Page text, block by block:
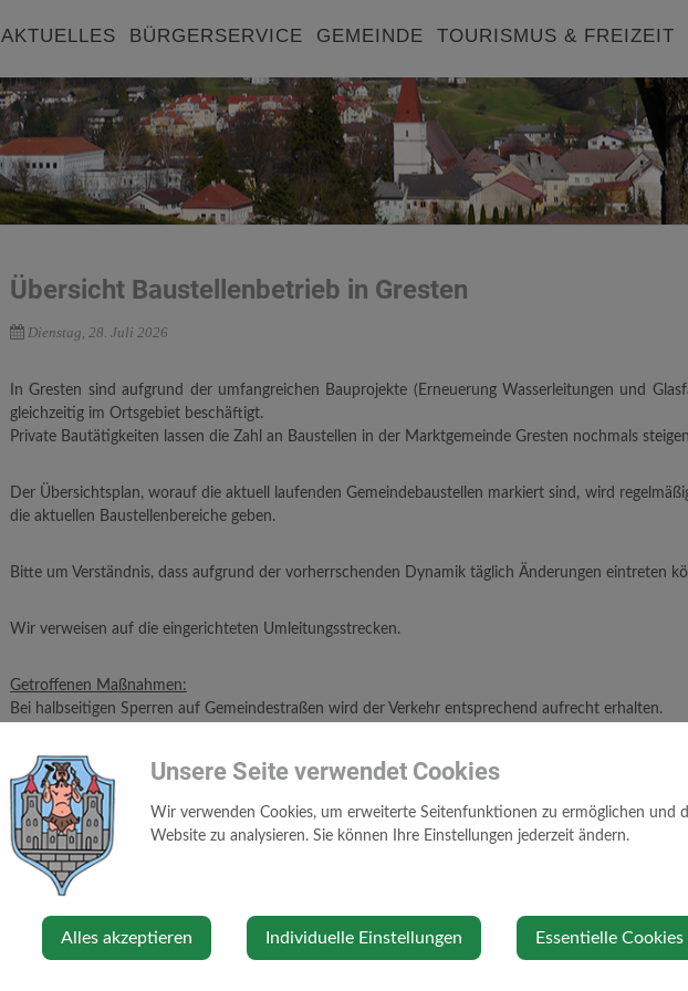
AKTUELLES BÜRGERSERVICE GEMEINDE TOURISMUS & FREIZEIT
Übersicht Baustellenbetrieb in Gresten
Dienstag, 28. Juli 2026
In Gresten sind aufgrund der umfangreichen Bauprojekte (Erneuerung Wasserleitungen und
gleichzeitig im Ortsgebiet beschäftigt.
Private Bautätigkeiten lassen die Zahl an Baustellen in der Marktgemeinde Gresten nochmals
Der Übersichtsplan, worauf die aktuell laufenden Gemeindebaustellen markiert sind, wird
die aktuellen Baustellenbereiche geben.
Bitte um Verständnis, dass aufgrund der vorherrschenden Dynamik täglich Änderungen eintreten
Wir verweisen auf die eingerichteten Umleitungsstrecken.
Getroffenen Maßnahmen:
Bei halbseitigen Sperren auf Gemeindestraßen wird der Verkehr entsprechend aufrecht erhalten.
Um die Staubbelastung sowie das vermehrte Aufkommen von Schlaglöchern so gering
Recyclingasphalt provisorisch geschlossen.
Wir möchten Sie des Weiteren darauf hinweisen, dass es im Zuge der umfangreichen
kann. Dies beinhaltet ua. Baustellenlärm, Staubbelästigung aber auch die Einschränkung bei der
Stellen Sie daher sicher, dass die Mülltonnen am Abholtag für die Müllabfuhr zugänglich ist.
Unsere Seite verwendet Cookies
Wir verwenden Cookies, um erweiterte Seitenfunktionen zu ermöglichen und
Website zu analysieren. Sie können Ihre Einstellungen jederzeit ändern.
Alles akzeptieren Individuelle Einstellungen Essentielle